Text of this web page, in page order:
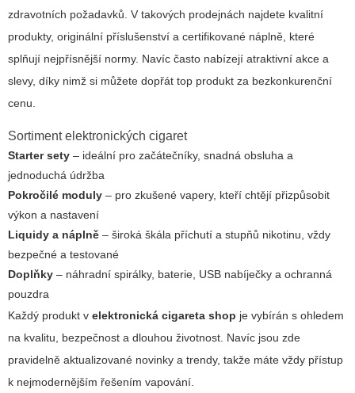
zdravotních požadavků. V takových prodejnách najdete kvalitní
produkty, originální příslušenství a certifikované náplně, které
splňují nejpřísnější normy. Navíc často nabízejí atraktivní akce a
slevy, díky nimž si můžete dopřát top produkt za bezkonkurenční
cenu.
Sortiment elektronických cigaret
Starter sety – ideální pro začátečníky, snadná obsluha a
jednoduchá údržba
Pokročilé moduly – pro zkušené vapery, kteří chtějí přizpůsobit
výkon a nastavení
Liquidy a náplně – široká škála příchutí a stupňů nikotinu, vždy
bezpečné a testované
Doplňky – náhradní spirálky, baterie, USB nabíječky a ochranná
pouzdra
Každý produkt v elektronická cigareta shop je vybírán s ohledem
na kvalitu, bezpečnost a dlouhou životnost. Navíc jsou zde
pravidelně aktualizované novinky a trendy, takže máte vždy přístup
k nejmodernějším řešením vapování.